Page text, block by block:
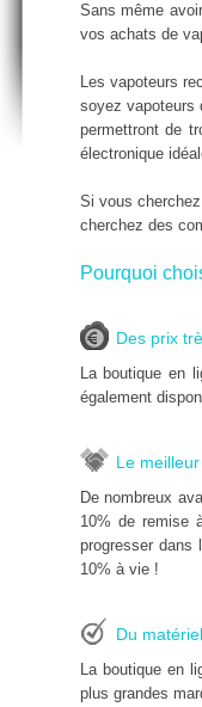
Sans même
vos achats de
Les vapoteurs
soyez vapoteurs
permettront de
électronique
Si vous
cherchez des
Pourquoi
Des prix
La boutique en
également
Le
De nombreux
10% de remise
progresser dans
10% à vie !
Du
La boutique en
plus grandes